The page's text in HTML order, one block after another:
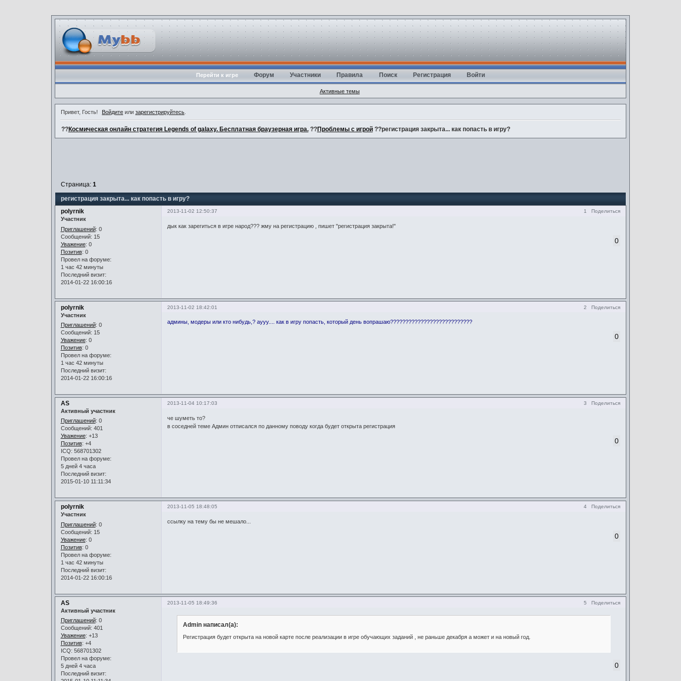
Перейти к игре Форум Участники Правила Поиск Регистрация Войти
Активные темы
Привет, Гость! Войдите илизарегистрируйтесь
??Космическая онлайн стратегия Legends of galaxy. Бесплатная браузерная игра.??Проблемы с игрой??регистрация закрыта... как попасть в игру?
регистрация закрыта... как попасть в игру?
Страница: 1
Поделиться
1
2013-11-02 12:50:37
polyrnik
Участник
Приглашений: 0
Сообщений: 15
Уважение: 0
Позитив: 0
Провел на форуме:
1 час 42 минуты
Последний визит:
2014-01-22 16:00:16
дык как зарегиться в игре народ??? жму на регистрацию , пишет "регистрация закрыта!"
0
Поделиться
2
2013-11-02 18:42:01
polyrnik
Участник
Приглашений: 0
Сообщений: 15
Уважение: 0
Позитив: 0
Провел на форуме:
1 час 42 минуты
Последний визит:
2014-01-22 16:00:16
админы, модеры или кто нибудь,? аууу.... как в игру попасть, который день вопрашаю???????????????????????????
0
Поделиться
3
2013-11-04 10:17:03
AS
Активный участник
Приглашений: 0
Сообщений: 401
Уважение: +13
Позитив: +4
ICQ: 568701302
Провел на форуме:
5 дней 4 часа
Последний визит:
2015-01-10 11:11:34
че шуметь то?
в соседней теме Админ отписался по данному поводу когда будет открыта регистрация
0
Поделиться
4
2013-11-05 18:48:05
polyrnik
Участник
Приглашений: 0
Сообщений: 15
Уважение: 0
Позитив: 0
Провел на форуме:
1 час 42 минуты
Последний визит:
2014-01-22 16:00:16
ссылку на тему бы не мешало...
0
Поделиться
5
2013-11-05 18:49:36
AS
Активный участник
Приглашений: 0
Сообщений: 401
Уважение: +13
Позитив: +4
ICQ: 568701302
Провел на форуме:
5 дней 4 часа
Последний визит:
Admin написал(а):
Регистрация будет открыта на новой карте после реализации в игре обучающих заданий , не раньше декабря а может и на новый год.
0